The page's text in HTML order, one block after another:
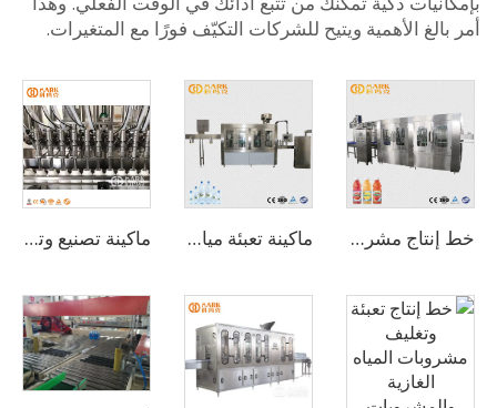
الأهمية ويتيح للشركات التكيّف فورًا مع المتغيرات.
خط إنتاج مشروبات عصير الفواكه الطازج بسعة 12000 زجاجة في الساعة للزجاجات سعة 500 مل ماكينة تعبئة مياه شرب أوتوماتيكية بسعة 8000 زجاجة بالساعة (CGF16-16-5) ماكينة تصنيع وتعبئة سوائل عالية الدقة في الزجاجات